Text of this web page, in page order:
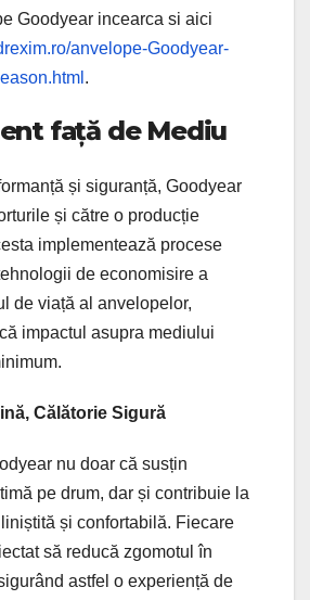
Goodyear incearca si aici
anvelope-Goodyear-
.
față de Mediu
și siguranță, Goodyear
și către o producție
implementează procese
de economisire a
de viață al anvelopelor,
impactul asupra mediului
Călătorie Sigură
nu doar că susțin
pe drum, dar și contribuie la
și confortabilă. Fiecare
să reducă zgomotul în
astfel o experiență de